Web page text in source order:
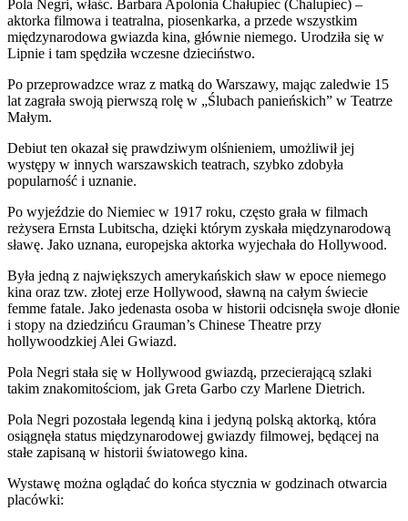
Pola Negri, właśc. Barbara Apolonia Chałupiec (Chalupiec) –
aktorka filmowa i teatralna, piosenkarka, a przede wszystkim
międzynarodowa gwiazda kina, głównie niemego. Urodziła się w
Lipnie i tam spędziła wczesne dzieciństwo.
Po przeprowadzce wraz z matką do Warszawy, mając zaledwie 15
lat zagrała swoją pierwszą rolę w „Ślubach panieńskich” w Teatrze
Małym.
Debiut ten okazał się prawdziwym olśnieniem, umożliwił jej
występy w innych warszawskich teatrach, szybko zdobyła
popularność i uznanie.
Po wyjeździe do Niemiec w 1917 roku, często grała w filmach
reżysera Ernsta Lubitscha, dzięki którym zyskała międzynarodową
sławę. Jako uznana, europejska aktorka wyjechała do Hollywood.
Była jedną z największych amerykańskich sław w epoce niemego
kina oraz tzw. złotej erze Hollywood, sławną na całym świecie
femme fatale. Jako jedenasta osoba w historii odcisnęła swoje dłonie
i stopy na dziedzińcu Grauman’s Chinese Theatre przy
hollywoodzkiej Alei Gwiazd.
Pola Negri stała się w Hollywood gwiazdą, przecierającą szlaki
takim znakomitościom, jak Greta Garbo czy Marlene Dietrich.
Pola Negri pozostała legendą kina i jedyną polską aktorką, która
osiągnęła status międzynarodowej gwiazdy filmowej, będącej na
stałe zapisaną w historii światowego kina.
Wystawę można oglądać do końca stycznia w godzinach otwarcia
placówki: